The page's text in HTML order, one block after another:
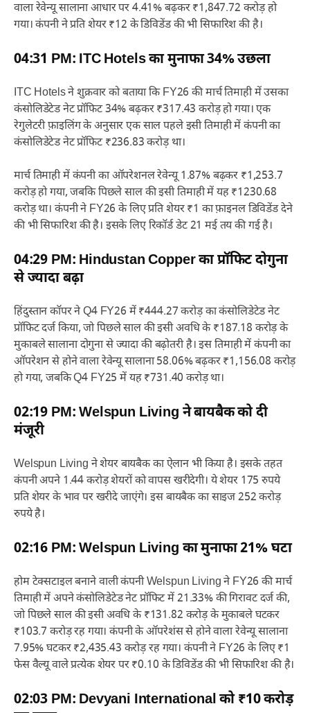
वाला रेवेन्यू सालाना आधार पर 4.41% बढ़कर ₹1,847.72 करोड़ हो
गया। कंपनी ने प्रति शेयर ₹12 के डिविडेंड की भी सिफारिश की है।
04:31 PM: ITC Hotels का मुनाफा 34% उछला
ITC Hotels ने शुक्रवार को बताया कि FY26 की मार्च तिमाही में उसका
कंसोलिडेटेड नेट प्रॉफिट 34% बढ़कर ₹317.43 करोड़ हो गया। एक
रेगुलेटरी फ़ाइलिंग के अनुसार एक साल पहले इसी तिमाही में कंपनी का
कंसोलिडेटेड नेट प्रॉफिट ₹236.83 करोड़ था।
मार्च तिमाही में कंपनी का ऑपरेशनल रेवेन्यू 1.87% बढ़कर ₹1,253.7
करोड़ हो गया, जबकि पिछले साल की इसी तिमाही में यह ₹1230.68
करोड़ था। कंपनी ने FY26 के लिए प्रति शेयर ₹1 का फ़ाइनल डिविडेंड देने
की भी सिफारिश की है। इसके लिए रिकॉर्ड डेट 21 मई तय की गई है।
04:29 PM: Hindustan Copper का प्रॉफिट दोगुना
से ज्यादा बढ़ा
हिंदुस्तान कॉपर ने Q4 FY26 में ₹444.27 करोड़ का कंसोलिडेटेड नेट
प्रॉफिट दर्ज किया, जो पिछले साल की इसी अवधि के ₹187.18 करोड़ के
मुकाबले सालाना दोगुना से ज्यादा की बढ़ोतरी है। इस तिमाही में कंपनी का
ऑपरेशन से होने वाला रेवेन्यू सालाना 58.06% बढ़कर ₹1,156.08 करोड़
हो गया, जबकि Q4 FY25 में यह ₹731.40 करोड़ था।
02:19 PM: Welspun Living ने बायबैक को दी
मंजूरी
Welspun Living ने शेयर बायबैक का ऐलान भी किया है। इसके तहत
कंपनी अपने 1.44 करोड़ शेयरों को वापस खरीदेगी। ये शेयर 175 रुपये
प्रति शेयर के भाव पर खरीदे जाएंगे। इस बायबैक का साइज 252 करोड़
रुपये है।
02:16 PM: Welspun Living का मुनाफा 21% घटा
होम टेक्सटाइल बनाने वाली कंपनी Welspun Living ने FY26 की मार्च
तिमाही में अपने कंसोलिडेटेड नेट प्रॉफिट में 21.33% की गिरावट दर्ज की,
जो पिछले साल की इसी अवधि के ₹131.82 करोड़ के मुकाबले घटकर
₹103.7 करोड़ रह गया। कंपनी के ऑपरेशंस से होने वाला रेवेन्यू सालाना
7.95% घटकर ₹2,435.43 करोड़ रह गया। कंपनी ने FY26 के लिए ₹1
फेस वैल्यू वाले प्रत्येक शेयर पर ₹0.10 के डिविडेंड की भी सिफारिश की है।
02:03 PM: Devyani International को ₹10 करोड़